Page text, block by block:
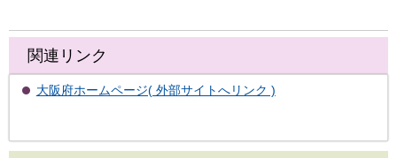
関連リンク
大阪府ホームページ( 外部サイトへリンク )